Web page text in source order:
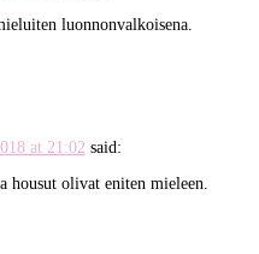
luonnonvalkoisena.
at 21:02 said:
housut olivat eniten mieleen.